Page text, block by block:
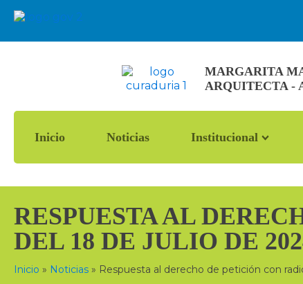
MARGARITA
ARQUITECTA -
Inicio Noticias Institucional
RESPUESTA AL
DEL 18 DE JULIO DE
Inicio » Noticias » Respuesta al derecho de petición con